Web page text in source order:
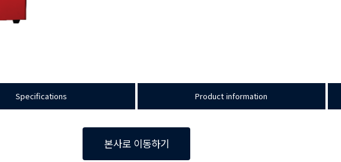
Specifications Product information
본사로 이동하기